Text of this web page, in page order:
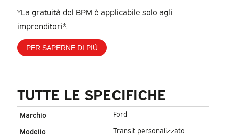
*La gratuità del BPM è applicabile solo agli
imprenditori*.
PER SAPERNE DI PIÙ
TUTTE LE SPECIFICHE
Marchio
Ford
Modello
Transit personalizzato